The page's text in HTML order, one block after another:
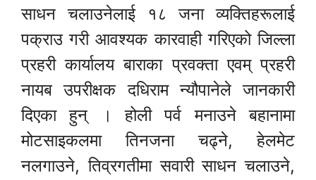
साधन चलाउनेलाई १८ जना व्यक्तिहरूलाई
पक्राउ गरी आवश्यक कारवाही गरिएको जिल्ला
प्रहरी कार्यालय बाराका प्रवक्ता एवम् प्रहरी
नायब उपरीक्षक दधिराम न्यौपानेले जानकारी
दिएका हुन् । होली पर्व मनाउने बहानामा
मोटसाइकलमा तिनजना चढ्ने, हेलमेट
नलगाउने, तिव्रगतीमा सवारी साधन चलाउने,